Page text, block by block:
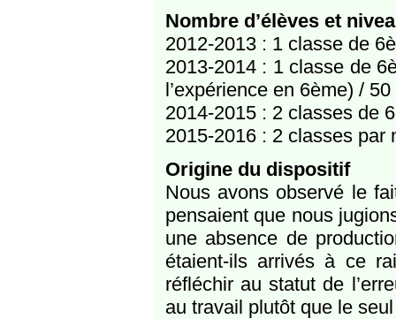
Nombre d’élèves et
2012-2013 : 1 classe de
2013-2014 : 1 classe de
l’expérience en 6ème) /
2014-2015 : 2 classes de
2015-2016 : 2 classes par
Origine du dispositif
Nous avons observé le
pensaient que nous
une absence de
étaient-ils arrivés à ce
réfléchir au statut de
au travail plutôt que le